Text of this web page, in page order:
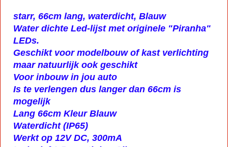
starr, 66cm lang, waterdicht, Blauw
Water dichte Led-lijst met originele "Piranha"
LEDs.
Geschikt voor modelbouw of kast verlichting
maar natuurlijk ook geschikt
Voor inbouw in jou auto
Is te verlengen dus langer dan 66cm is
mogelijk
Lang 66cm Kleur Blauw
Waterdicht (IP65)
Werkt op 12V DC, 300mA